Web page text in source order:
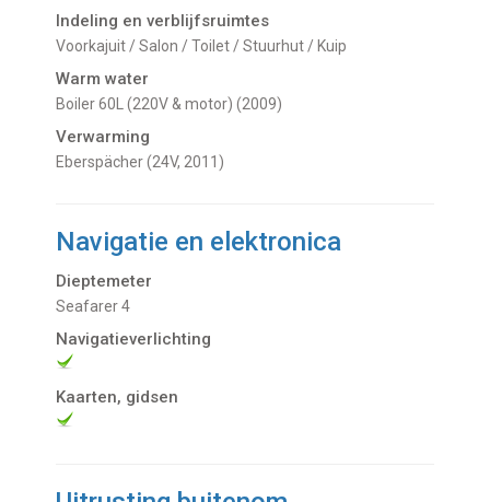
Indeling en verblijfsruimtes
Voorkajuit / Salon / Toilet / Stuurhut / Kuip
Warm water
Boiler 60L (220V & motor) (2009)
Verwarming
Eberspächer (24V, 2011)
Navigatie en elektronica
Dieptemeter
Seafarer 4
Navigatieverlichting
Kaarten, gidsen